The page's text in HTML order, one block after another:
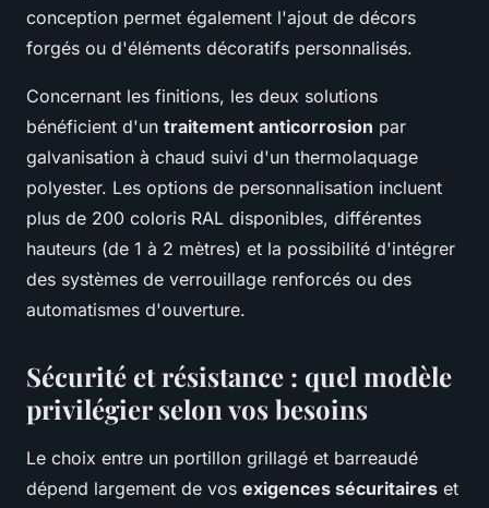
conception permet également l'ajout de décors
forgés ou d'éléments décoratifs personnalisés.
Concernant les finitions, les deux solutions
bénéficient d'un traitement anticorrosion par
galvanisation à chaud suivi d'un thermolaquage
polyester. Les options de personnalisation incluent
plus de 200 coloris RAL disponibles, différentes
hauteurs (de 1 à 2 mètres) et la possibilité d'intégrer
des systèmes de verrouillage renforcés ou des
automatismes d'ouverture.
Sécurité et résistance : quel modèle
privilégier selon vos besoins
Le choix entre un portillon grillagé et barreaudé
dépend largement de vos exigences sécuritaires et